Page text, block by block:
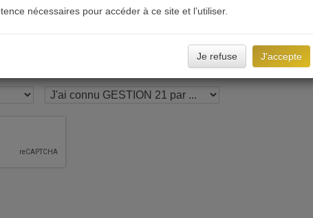
nécessaires pour accéder à ce site et l’utiliser.
Je refuse J'accepte